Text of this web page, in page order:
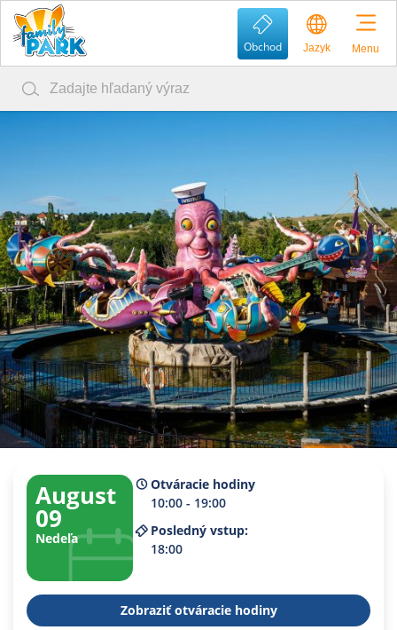
Obchod Jazyk Menu
August
09
Nedeľa
Otváracie hodiny
10:00 - 19:00
Posledný vstup:
18:00
Zobraziť otváracie hodiny